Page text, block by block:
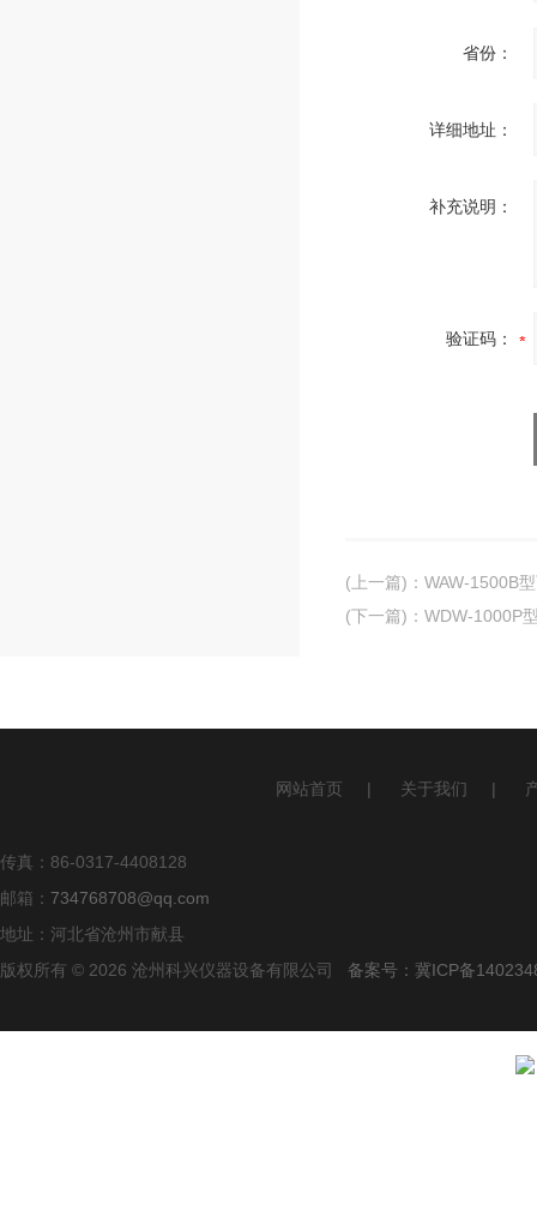
省份：
详细地址：
补充说明：
验证码：
(上一篇) ： WAW-1500B
(下一篇) ： WDW-1000P
网站首页 | 关于我们 |
传真：86-0317-4408128
邮箱： 734768708@qq.com
地址：河北省沧州市献县
版权所有 © 2026 沧州科兴仪器设备有限公司 备案号：冀ICP备